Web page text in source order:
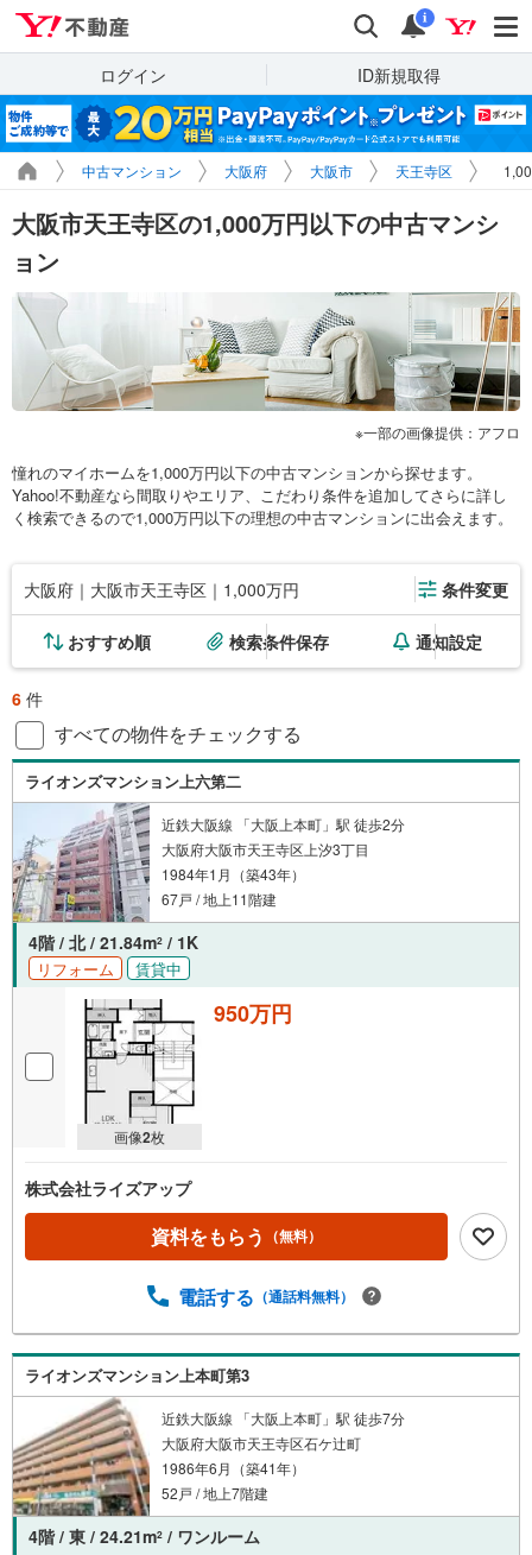
検索 通知
i
ログイン ID新規取得
中古マンション 大阪府 大阪市 天王寺区
大阪市天王寺区の1,000万円以下の中古マンシ
ョン
一部の画像提供：アフロ
憧れのマイホームを1,000万円以下の中古マンションから探せます。
Yahoo!不動産なら間取りやエリア、こだわり条件を追加してさらに詳し
く検索できるので1,000万円以下の理想の中古マンションに出会えます。
大阪府｜大阪市天王寺区｜1,000万円 条件変更
おすすめ順 検索条件保存 通知設定
6 件
すべての物件をチェックする
ライオンズマンション上六第二
近鉄大阪線 「大阪上本町」駅 徒歩2分
大阪府大阪市天王寺区上汐3丁目
1984年1月（築43年）
67戸 / 地上11階建
4階 / 北 / 21.84m2 / 1K
リフォーム 賃貸中
画像2枚
950万円
株式会社ライズアップ
資料をもらう （無料）
電話する （通話料無料）
ライオンズマンション上本町第3
近鉄大阪線 「大阪上本町」駅 徒歩7分
大阪府大阪市天王寺区石ケ辻町
1986年6月（築41年）
52戸 / 地上7階建
4階 / 東 / 24.21m2 / ワンルーム